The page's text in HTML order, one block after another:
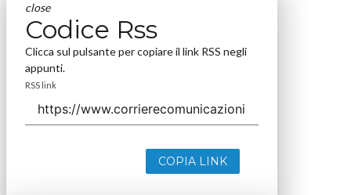
close
Codice Rss
Clicca sul pulsante per copiare il link RSS negli
appunti.
RSS link
COPIA LINK